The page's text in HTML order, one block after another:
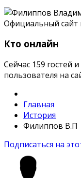
Кто онлайн
Сейчас 159 гостей
пользователя на
Главная
История
Филиппов В.П
Подписаться на